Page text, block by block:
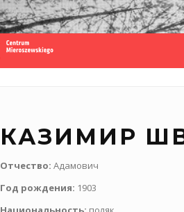
КАЗИМИР
Отчество: Адамович
Год рождения: 1903